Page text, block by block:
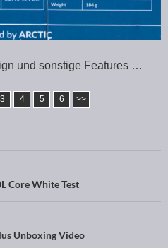
und sonstige Features …
3 4 5 6 >>
Core White Test
Unboxing Video